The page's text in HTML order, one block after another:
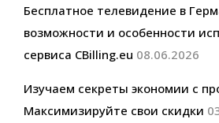
Бесплатное телевидение в
возможности и особенности
сервиса CBilling.eu 08.06.2026
Изучаем секреты экономии с
Максимизируйте свои скидки